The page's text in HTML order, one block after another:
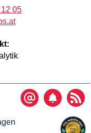
05